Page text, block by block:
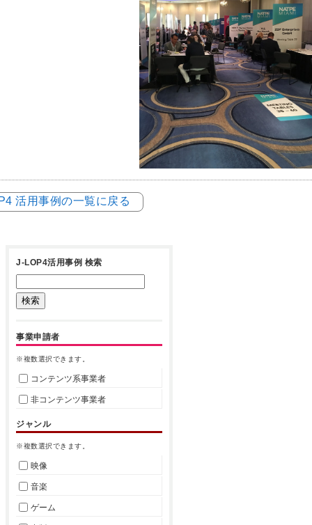
活用事例の一覧に戻る
J-LOP4活用事例 検索
事業申請者
※複数選択できます。
コンテンツ系事業者
非コンテンツ事業者
ジャンル
※複数選択できます。
映像
音楽
ゲーム